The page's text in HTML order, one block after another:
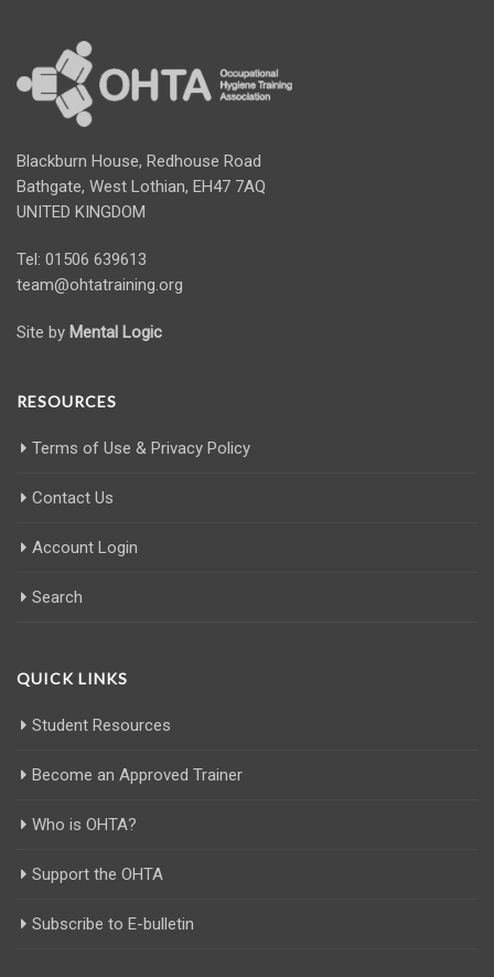
Blackburn House, Redhouse Road
Bathgate, West Lothian, EH47 7AQ
UNITED KINGDOM
Tel: 01506 639613
team@ohtatraining.org
Site by Mental Logic
RESOURCES
Terms of Use & Privacy Policy
Contact Us
Account Login
Search
QUICK LINKS
Student Resources
Become an Approved Trainer
Who is OHTA?
Support the OHTA
Subscribe to E-bulletin